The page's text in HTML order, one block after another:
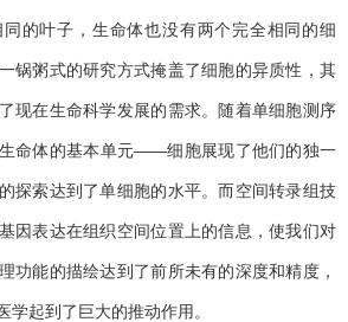
的叶子，生命体也没有两个完全相同的细
锅粥式的研究方式掩盖了细胞的异质性，其
现在生命科学发展的需求。随着单细胞测序
命体的基本单元——细胞展现了他们的独一
探索达到了单细胞的水平。而空间转录组技
因表达在组织空间位置上的信息，使我们对
功能的描绘达到了前所未有的深度和精度，
学起到了巨大的推动作用。